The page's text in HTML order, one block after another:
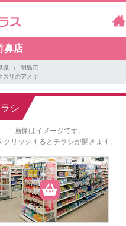
鼻店
県
羽島市
スリのアオキ
シ
画像はイメージです。
クリックするとチラシが開きます。